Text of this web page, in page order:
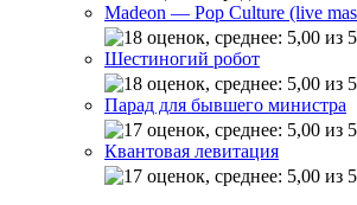
Madeon — Pop Culture (live
Шестиногий робот
Парад для бывшего министра
Квантовая левитация